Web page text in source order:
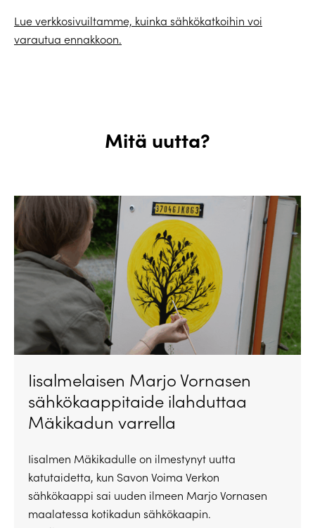
Lue verkkosivuiltamme, kuinka sähkökatkoihin voi
varautua ennakkoon.
Mitä uutta?
Iisalmelaisen Marjo Vornasen
sähkökaappitaide ilahduttaa
Mäkikadun varrella
Iisalmen Mäkikadulle on ilmestynyt uutta
katutaidetta, kun Savon Voima Verkon
sähkökaappi sai uuden ilmeen Marjo Vornasen
maalatessa kotikadun sähkökaapin.